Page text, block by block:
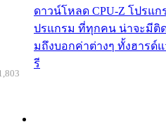
ดาวน์โหลด CPU-Z โปรแก
ปรแกรม ที่ทุกคน น่าจะมีติด
มถึงบอกค่าต่างๆ ทั้งฮารด์
รี